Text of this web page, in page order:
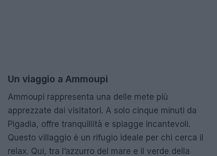
Un viaggio a Ammoupi
Ammoupi rappresenta una delle mete più
apprezzate dai visitatori. A solo cinque minuti da
Pigadia, offre tranquillità e spiagge incantevoli.
Questo villaggio è un rifugio ideale per chi cerca il
relax. Qui, tra l’azzurro del mare e il verde della